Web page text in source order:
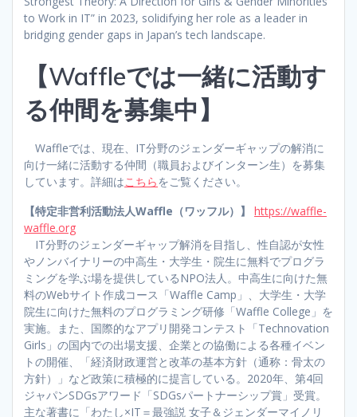
to Work in IT” in 2023, solidifying her role as a leader in
bridging gender gaps in Japan’s tech landscape.
【Waffleでは一緒に活動す
る仲間を募集中】
Waffleでは、現在、IT分野のジェンダーギャップの解消に
向け一緒に活動する仲間（職員およびインターン生）を募集
しています。詳細はこちらをご覧ください。
【特定非営利活動法人Waffle（ワッフル）】
https://waffle-
waffle.org
IT分野のジェンダーギャップ解消を目指し、性自認が女性
やノンバイナリーの中高生・大学生・院生に無料でプログラ
ミングを学ぶ場を提供しているNPO法人。中高生に向けた無
料のWebサイト作成コース「Waffle Camp」、大学生・大学
院生に向けた無料のプログラミング研修「Waffle College」を
実施。また、国際的なアプリ開発コンテスト「Technovation
Girls」の国内での出場支援、企業との協働による各種イベン
トの開催、「経済財政運営と改革の基本方針（通称：骨太の
方針）」など政策に積極的に提言している。2020年、第4回
ジャパンSDGsアワード「SDGsパートナーシップ賞」受賞。
主な著書に「わたし×IT＝最強説 女子＆ジェンダーマイノリ